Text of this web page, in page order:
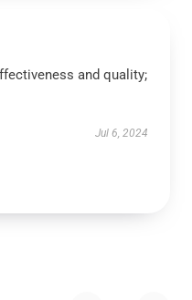
and quality;
Jul 6, 2024